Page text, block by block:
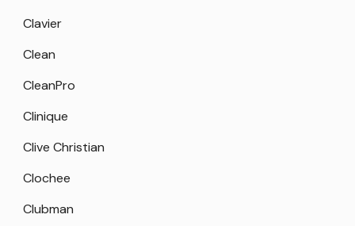
Clavier
Clean
CleanPro
Clinique
Clive Christian
Clochee
Clubman